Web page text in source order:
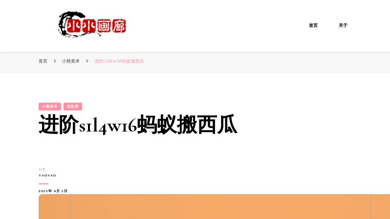
首页 关于
首页 小熊美术 进阶s1l4w16蚂蚁搬西瓜
小熊美术 进阶课
进阶s1l4w16蚂蚁搬西瓜
作者：
YAOYAO
2022年 9月 2日